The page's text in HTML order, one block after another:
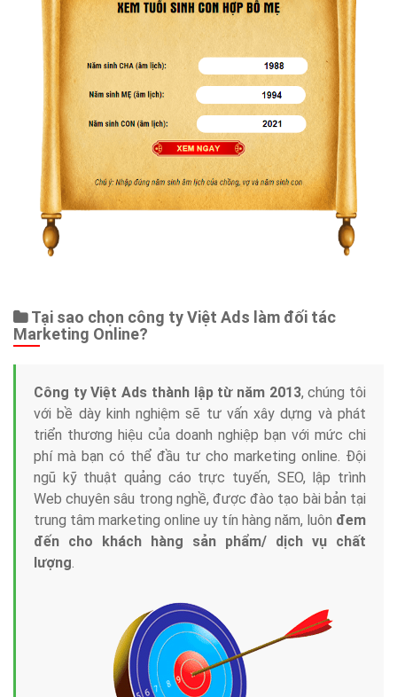
Tại sao chọn công ty Việt Ads làm đối tác
Marketing Online?
Công ty Việt Ads thành lập từ năm 2013, chúng tôi
với bề dày kinh nghiệm sẽ tư vấn xây dựng và phát
triển thương hiệu của doanh nghiệp bạn với mức chi
phí mà bạn có thể đầu tư cho marketing online. Đội
ngũ kỹ thuật quảng cáo trực tuyến, SEO, lập trình
Web chuyên sâu trong nghề, được đào tạo bài bản tại
trung tâm marketing online uy tín hàng năm, luôn đem
đến cho khách hàng sản phẩm/ dịch vụ chất
lượng.